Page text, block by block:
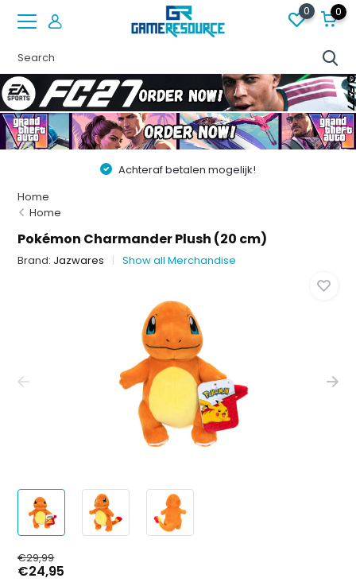
0 0
Achteraf betalen mogelijk!
Home
Home
Pokémon Charmander Plush (20 cm)
Brand: Jazwares Show all Merchandise
€29,99
€24,95